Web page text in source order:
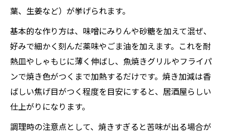
葉、生姜など）が挙げられます。
基本的な作り方は、味噌にみりんや砂糖を加えて混ぜ、
好みで細かく刻んだ薬味やごま油を加えます。これを耐
熱皿やしゃもじに薄く伸ばし、魚焼きグリルやフライパ
ンで焼き色がつくまで加熱するだけです。焼き加減は香
ばしい焦げ目がつく程度を目安にすると、居酒屋らしい
仕上がりになります。
調理時の注意点として、焼きすぎると苦味が出る場合が